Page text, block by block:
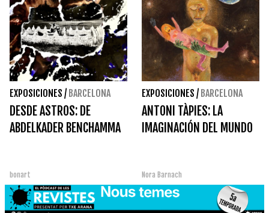
EXPOSICIONES / BARCELONA
DESDE ASTROS: DE
ABDELKADER BENCHAMMA
bonart
EXPOSICIONES / BARCELONA
ANTONI TÀPIES: LA
IMAGINACIÓN DEL MUNDO
Nora Barnach